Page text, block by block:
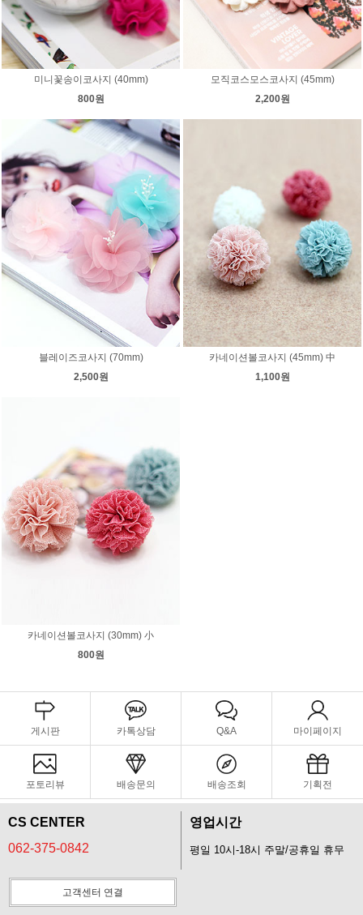
미니꽃송이코사지 (40mm)
800원
모직코스모스코사지 (45mm)
2,200원
블레이즈코사지 (70mm)
2,500원
카네이션볼코사지 (45mm) 中
1,100원
카네이션볼코사지 (30mm) 小
800원
게시판 카톡상담 Q&A 마이페이지
포토리뷰 배송문의 배송조회 기획전
CS CENTER
062-375-0842
영업시간
평일 10시-18시 주말/공휴일 휴무
고객센터 연결